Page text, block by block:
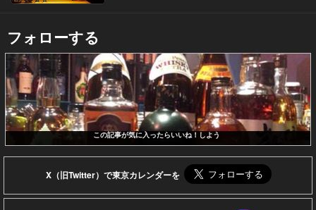
フォローする
この記事が気に入ったらいいね！しよう
X（旧Twitter）で東京カレンダーを